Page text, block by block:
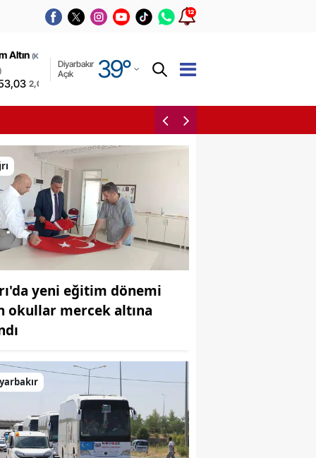
12
Altın (Kapalı
2,00%
Diyarbakır
Açık
39°
Adıyaman
Amasya
Ankara
Antalya
Artvin
Aydın
Balıkesir
Bingöl
Bitlis
Bolu
Burdur
yeni eğitim dönemi
okullar mercek altına